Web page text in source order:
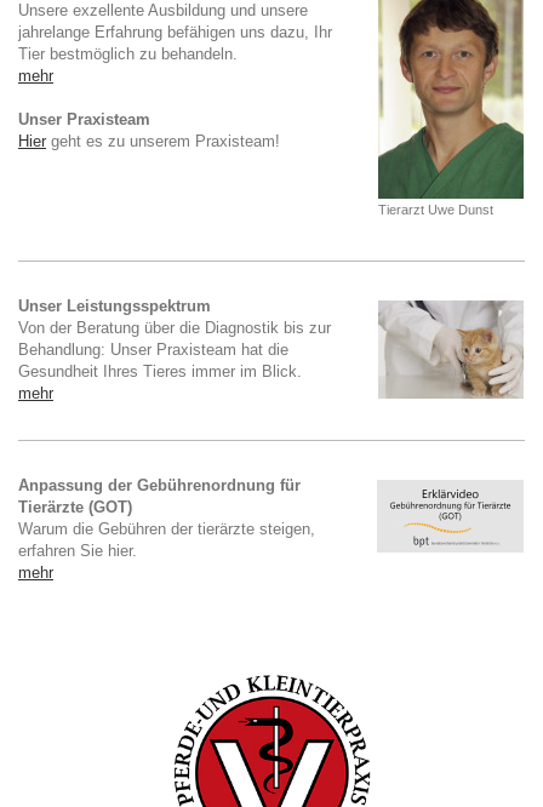
Tierarzt Uwe Dunst
Unsere exzellente Ausbildung und unsere
jahrelange Erfahrung befähigen uns dazu, Ihr
Tier bestmöglich zu behandeln.
mehr
Unser Praxisteam
Hier geht es zu unserem Praxisteam!
Unser Leistungsspektrum
Von der Beratung über die Diagnostik bis zur
Behandlung: Unser Praxisteam hat die
Gesundheit Ihres Tieres immer im Blick.
mehr
Anpassung der Gebührenordnung für
Tierärzte (GOT)
Warum die Gebühren der tierärzte steigen,
erfahren Sie hier.
mehr